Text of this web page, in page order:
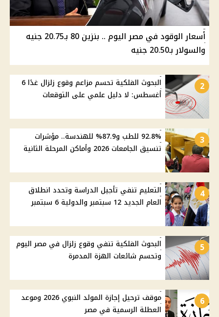
أسعار الوقود في مصر اليوم .. بنزين 80 بـ20.75 جنيه
والسولار بـ20.50 جنيه
2
البحوث الفلكية تحسم مزاعم وقوع زلزال غدًا 6
أغسطس: لا دليل علمي على التوقعات
3
92.8% للطب و87.9% للهندسة.. مؤشرات
تنسيق الجامعات 2026 وأماكن المرحلة الثانية
4
التعليم تنفي تأجيل الدراسة وتحدد انطلاق
العام الجديد 12 سبتمبر والدولية 6 سبتمبر
5
البحوث الفلكية تنفي وقوع زلزال في مصر اليوم
وتحسم شائعات الهزة المدمرة
6
موقف ترحيل إجازة المولد النبوي 2026 وموعد
العطلة الرسمية في مصر